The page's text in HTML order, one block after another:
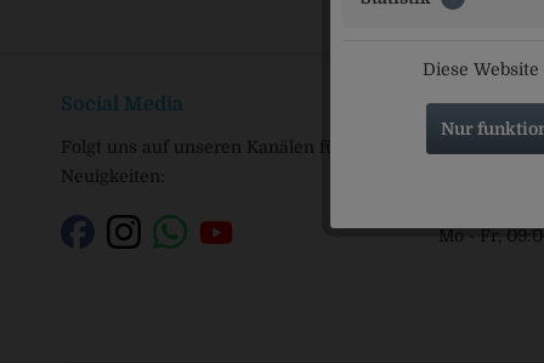
Social Media
Folgt uns auf unseren Kanälen für alle
Neuigkeiten:
Service
Mo - Fr,
Diese
Nur